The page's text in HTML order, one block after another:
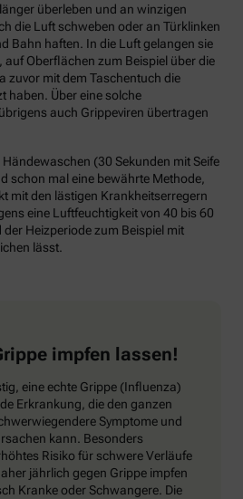
überleben und an winzigen
die Luft schweben oder an Türklinken
Bahn haften. In die Luft gelangen sie
Oberflächen zum Beispiel über die
zuvor mit dem Taschentuch die
haben. Über eine solche
auch Grippeviren übertragen
(30 Sekunden mit Seife
schon mal eine bewährte Methode,
mit den lästigen Krankheitserregern
eine Luftfeuchtigkeit von 40 bis 60
Heizperiode zum Beispiel mit
lässt.
impfen lassen!
eine echte Grippe (Influenza)
Erkrankung, die den ganzen
Symptome und
kann. Besonders
Risiko für schwere Verläufe
jährlich gegen Grippe impfen
Kranke oder Schwangere. Die